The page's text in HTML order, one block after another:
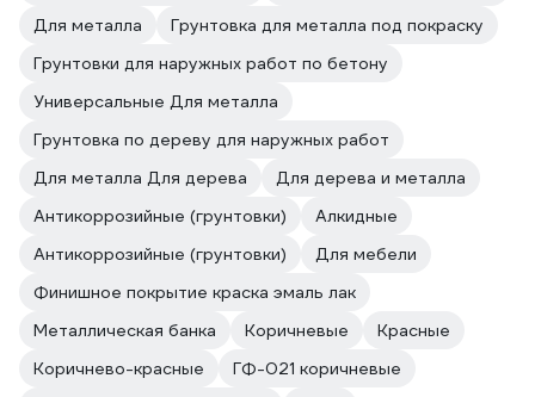
Для металла
Грунтовка для металла под покраску
Грунтовки для наружных работ по бетону
Универсальные Для металла
Грунтовка по дереву для наружных работ
Для металла Для дерева
Для дерева и металла
Антикоррозийные (грунтовки)
Алкидные
Антикоррозийные (грунтовки)
Для мебели
Финишное покрытие краска эмаль лак
Металлическая банка
Коричневые
Красные
Коричнево-красные
ГФ-021 коричневые